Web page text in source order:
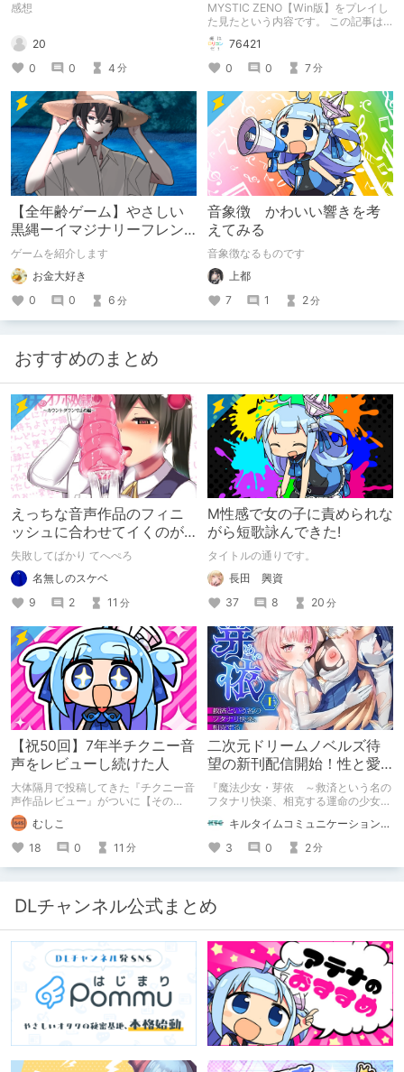
感想
20
0
0 4 分
MYSTIC ZENO【Win版】をプレイし
た見たという内容です。 この記事は
通常のクリエイターズ記事です。
76421
0
0 7分
【全年齢ゲーム】やさしい
黒縄ーイマジナリーフレン
ドの「彼」と過ごすおぼん
やすみー
ゲームを紹介します
お金大好き
0
0 6 分
音象徴 かわいい響きを考
えてみる
音象徴なるものです
上都
7
1 2分
おすすめのまとめ
えっちな音声作品のフィニ
ッシュに合わせてイくのが
下手すぎる【失敗した話】
失敗してばかり てへぺろ
名無しのスケベ
9
2 11 分
M性感で女の子に責められな
がら短歌詠んできた!
タイトルの通りです。
長田 興資
37
8 20 分
【祝50回】7年半チクニー音
声をレビューし続けた人
大体隔月で投稿してきた『チクニー音
声作品レビュー』がついに【その
50】を迎えました！ 約7年半チクニー
し続け、おシコり報告をしてきただけ
ですけど記念は記念。 皆様への感謝
を伝えたり、これまでの投稿を振り返
ります。
むしこ
18
0 11 分
二次元ドリームノベルズ待
望の新刊配信開始！性と愛
が渦巻く、ファンタジー官
能小説開幕！
『魔法少女・芽依 ～救済という名の
フタナリ快楽、相克する運命の少女た
ト：鳩春 一気に上・下巻が同時配
信！
キルタイムコミュニケーション（KTC）の作品を一人でも多くの人に知ってほしい人
3
0 2分
DLチャンネル公式まとめ